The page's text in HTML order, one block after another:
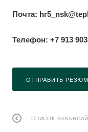
Почта:
Телефон: +7 913
ОТПРАВИТЬ
СПИСОК ВАКАНСИЙ